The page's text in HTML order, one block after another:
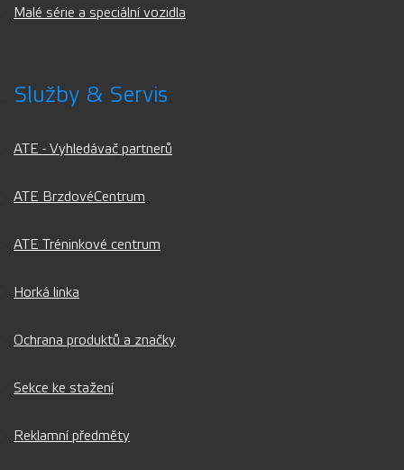
Malé série a speciální vozidla
Služby & Servis
ATE - Vyhledávač partnerů
ATE BrzdovéCentrum
ATE Tréninkové centrum
Horká linka
Ochrana produktů a značky
Sekce ke stažení
Reklamní předměty